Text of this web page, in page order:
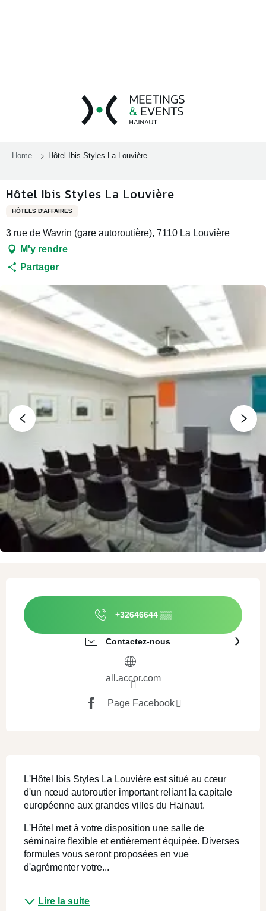
Home Hôtel Ibis Styles La Louvière
Hôtel Ibis Styles La Louvière
HÔTELS D'AFFAIRES
3 rue de Wavrin (gare autoroutière), 7110 La Louvière
M'y rendre
Partager
Ouverture et coordonnées
+32646644 ▒▒
Contactez-nous
all.accor.com
Page Facebook
L'Hôtel Ibis Styles La Louvière est situé au cœur
d'un nœud autoroutier important reliant la capitale
européenne aux grandes villes du Hainaut.
L'Hôtel met à votre disposition une salle de
séminaire flexible et entièrement équipée. Diverses
formules vous seront proposées en vue
d'agrémenter votre...
Lire la suite